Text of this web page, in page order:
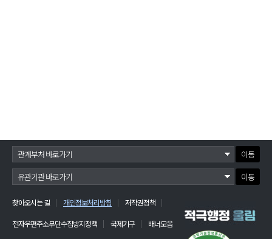
찾아오시는 길 개인정보처리방침 저작권정책
전자우편주소무단수집방지정책 국제기구 배너모음
이동
이동